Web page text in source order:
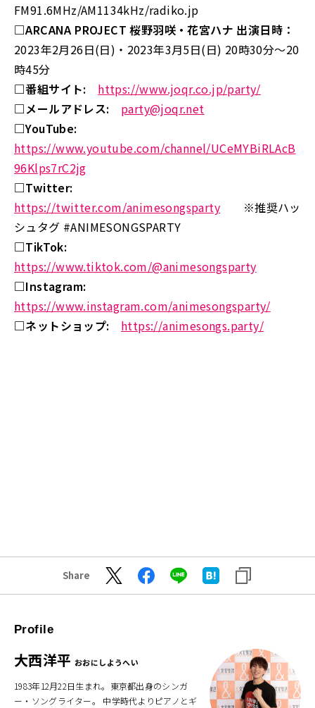
FM91.6MHz/AM1134kHz/radiko.jp
□ARCANA PROJECT 桜野羽咲・花宮ハナ 出演日時：
2023年2月26日(日)・2023年3月5日(日) 20時30分～20
時45分
□番組サイト:
https://www.joqr.co.jp/party/
□メールアドレス:
party@joqr.net
□YouTube:
https://www.youtube.com/channel/UCeMYBiRLAcB
96Klps7rC2jg
□Twitter:
https://twitter.com/animesongsparty ※推奨ハッ
シュタグ #ANIMESONGSPARTY
□TikTok:
https://www.tiktok.com/@animesongsparty
□Instagram:
https://www.instagram.com/animesongsparty/
□ネットショップ:
https://animesongs.party/
Share
Profile
大西洋平 おおにしようへい
1983年12月22日生まれ。東京都出身のシンガ
ー・ソングライター。 中学時代よりピアノとギ